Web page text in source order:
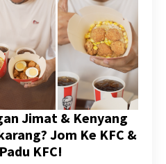
Jimat & Kenyang
Jom Ke KFC &
KFC!